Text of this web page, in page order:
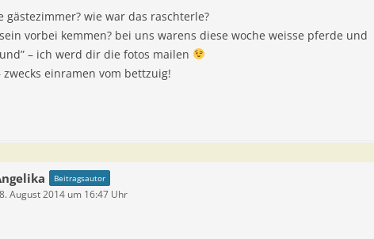
gästezimmer? wie war das raschterle?
vorbei kemmen? bei uns warens diese woche weisse pferde und
– ich werd dir die fotos mailen
einramen vom bettzuig!
Beitragsautor
August 2014 um 16:47 Uhr